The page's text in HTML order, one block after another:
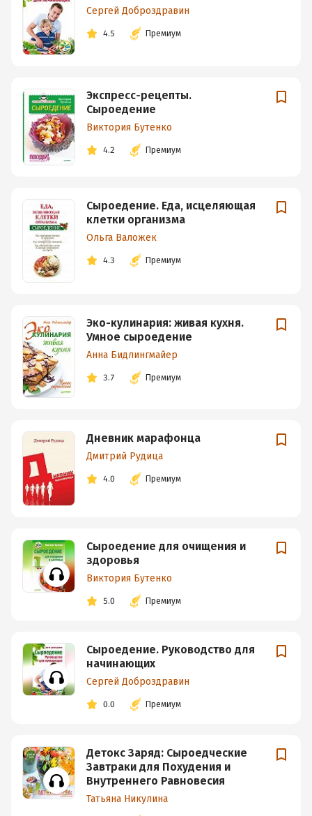
Сергей Доброздравин
4.5 Премиум
Экспресс-рецепты.
Сыроедение
Виктория Бутенко
4.2 Премиум
Сыроедение. Еда, исцеляющая
клетки организма
Ольга Валожек
4.3 Премиум
Эко-кулинария: живая кухня.
Умное сыроедение
Анна Бидлингмайер
3.7 Премиум
Дневник марафонца
Дмитрий Рудица
4.0 Премиум
Сыроедение для очищения и
здоровья
Виктория Бутенко
5.0 Премиум
Сыроедение. Руководство для
начинающих
Сергей Доброздравин
0.0 Премиум
Детокс Заряд: Сыроедческие
Завтраки для Похудения и
Внутреннего Равновесия
Татьяна Никулина